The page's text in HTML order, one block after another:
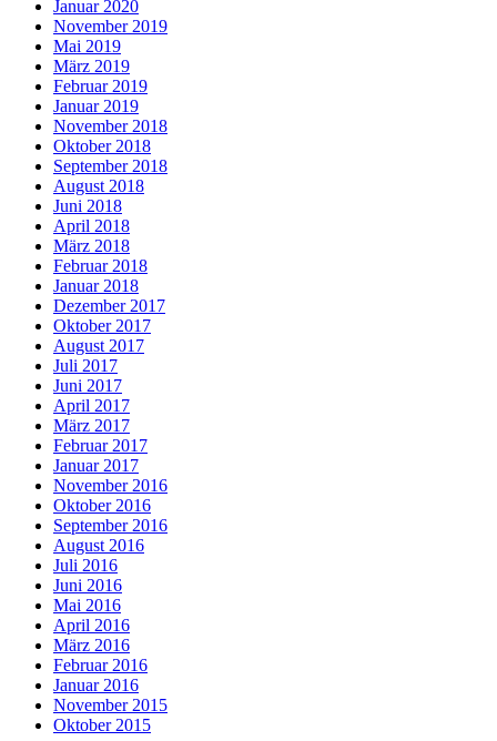
Januar 2020
November 2019
Mai 2019
März 2019
Februar 2019
Januar 2019
November 2018
Oktober 2018
September 2018
August 2018
Juni 2018
April 2018
März 2018
Februar 2018
Januar 2018
Dezember 2017
Oktober 2017
August 2017
Juli 2017
Juni 2017
April 2017
März 2017
Februar 2017
Januar 2017
November 2016
Oktober 2016
September 2016
August 2016
Juli 2016
Juni 2016
Mai 2016
April 2016
März 2016
Februar 2016
Januar 2016
November 2015
Oktober 2015